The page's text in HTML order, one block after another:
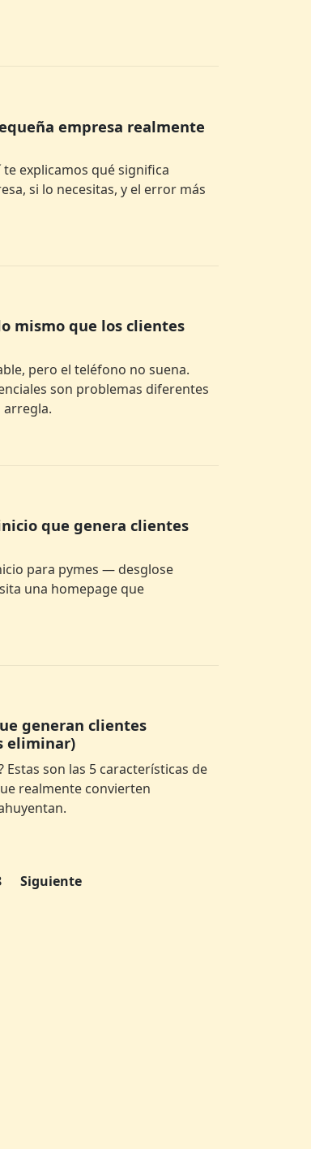
empresa realmente
te explicamos qué significa
si lo necesitas, y el error más
mismo que los clientes
pero el teléfono no suena.
son problemas diferentes
que genera clientes
para pymes — desglose
una homepage que
generan clientes
eliminar)
son las 5 características de
realmente convierten
Siguiente